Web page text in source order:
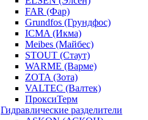
FAR (Фар)
Grundfos (Грундфос)
ICMA (Икма)
Meibes (Майбес)
STOUT (Стаут)
WARME (Варме)
ZOTA (Зота)
VALTEC (Валтек)
ПроксиТерм
Гидравлические разделители